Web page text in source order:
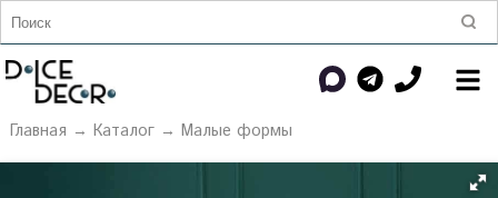
Главная → Каталог→ Малые формы